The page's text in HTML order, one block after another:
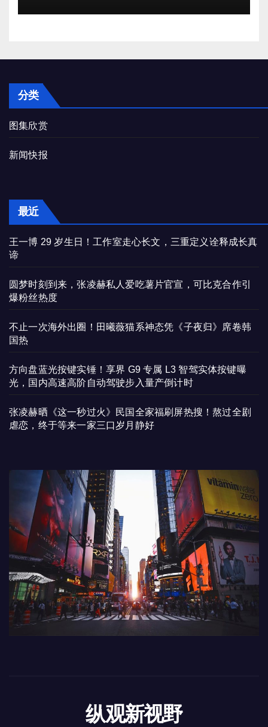
分类
图集欣赏
新闻快报
最近
王一博 29 岁生日！工作室走心长文，三重定义诠释成长真
谛
圆梦时刻到来，张凌赫私人爱吃薯片官宣，可比克合作引
爆粉丝热度
不止一次海外出圈！田曦薇猫系神态凭《子夜归》席卷韩
国热
方向盘蓝光按键实锤！享界 G9 专属 L3 智驾实体按键曝
光，国内高速高阶自动驾驶步入量产倒计时
张凌赫晒《这一秒过火》民国全家福刷屏热搜！熬过全剧
虐恋，终于等来一家三口岁月静好
纵观新视野